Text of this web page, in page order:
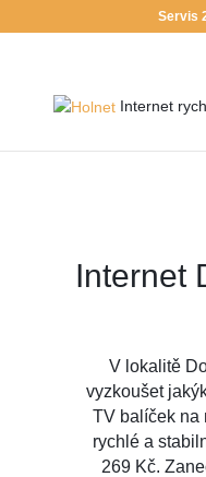
Servis
Internet
Internet
V lokalitě
vyzkoušet
TV balíček na
rychlé a
269 Kč.